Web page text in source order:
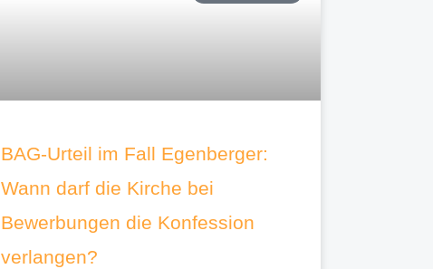
BAG-Urteil im Fall Egenberger:
Wann darf die Kirche bei
Bewerbungen die Konfession
verlangen?